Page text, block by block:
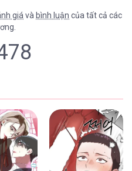
Thân [...] – Chap 7
Thân [...] – Chap 6
giá và bình luận của tất cả các